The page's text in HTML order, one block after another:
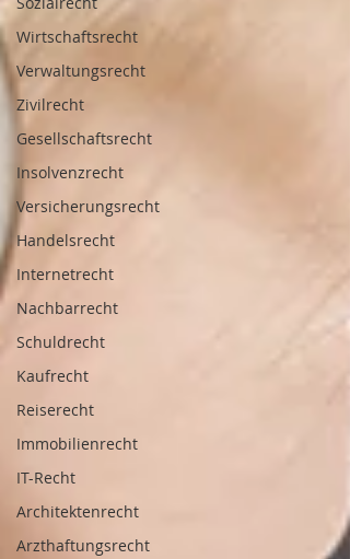
Wirtschaftsrecht
Verwaltungsrecht
Zivilrecht
Gesellschaftsrecht
Insolvenzrecht
Versicherungsrecht
Handelsrecht
Internetrecht
Nachbarrecht
Schuldrecht
Kaufrecht
Reiserecht
Immobilienrecht
IT-Recht
Architektenrecht
Arzthaftungsrecht